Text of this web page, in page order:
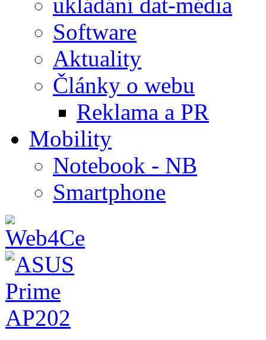
Software
Aktuality
Články o webu
Reklama a PR
Mobility
Notebook - NB
Smartphone